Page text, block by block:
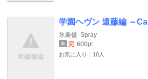
学園ヘヴン 遠藤編 ～
氷栗優 Spray
巻 完 600pt
お気に入り：10人